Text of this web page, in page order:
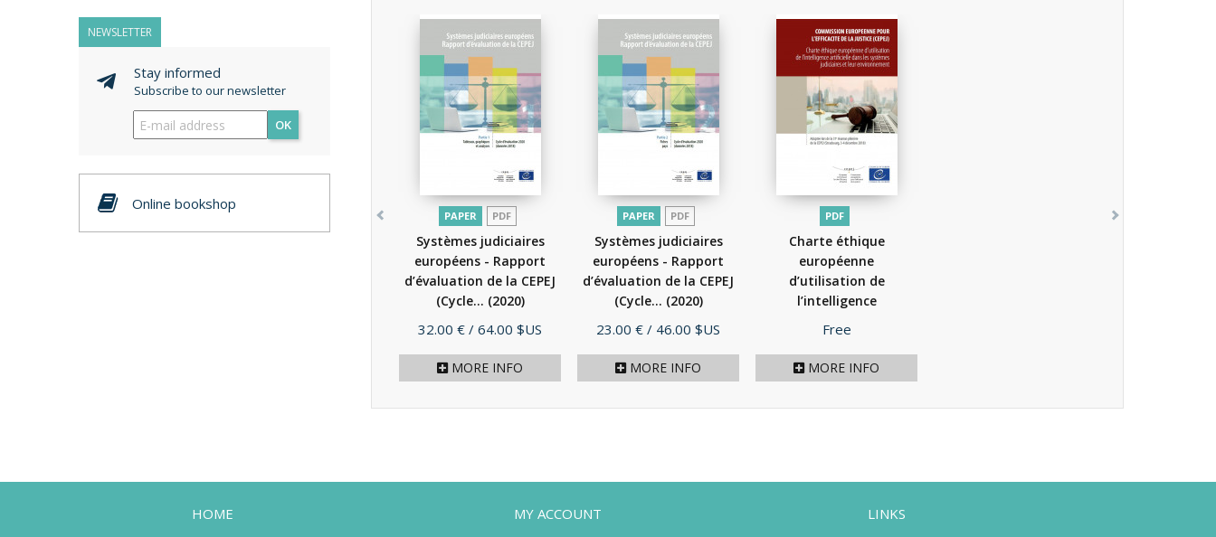
NEWSLETTER
Stay informed
Subscribe to our newsletter
OK
Online bookshop
PAPER PDF
Systèmes judiciaires
européens - Rapport
d’évaluation de la CEPEJ
(Cycle... (2020)
Price
32.00 € / 64.00 $US
MORE INFO
PAPER PDF
Systèmes judiciaires
européens - Rapport
d’évaluation de la CEPEJ
(Cycle... (2020)
Price
23.00 € / 46.00 $US
MORE INFO
PDF
Charte éthique
européenne
d’utilisation de
l’intelligence
Price
Free
MORE INFO
HOME MY ACCOUNT LINKS